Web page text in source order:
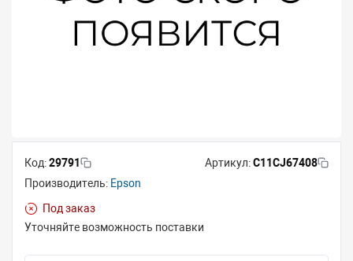
Код:29791 Артикул:C11CJ67408
Производитель: Epson
Под заказ
Уточняйте возможность поставки